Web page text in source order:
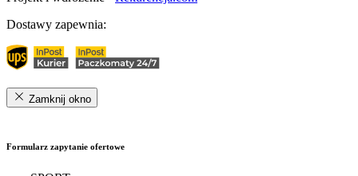
Dostawy zapewnia:
Zamknij okno
Formularz zapytanie ofertowe